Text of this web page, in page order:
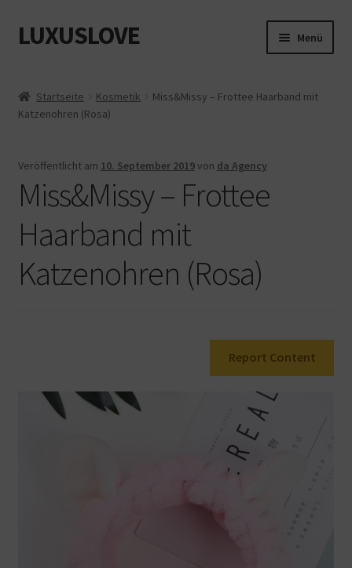
Zur
Navigation
Zum
Inhalt
LUXUSLOVE Menü
Cookie-Richtlinie (EU)
Datenschutz
Impressum
Kasse
Mein Konto
Startseite Kosmetik
Miss&Missy – Frottee Haarband mit
Katzenohren (Rosa)
Veröffentlicht am 10. September 2019von da Agency
Miss&Missy – Frottee
Haarband mit
Katzenohren (Rosa)
Report Content